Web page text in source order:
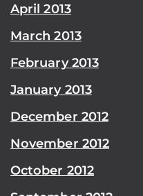
April 2013
March 2013
February 2013
January 2013
December 2012
November 2012
October 2012